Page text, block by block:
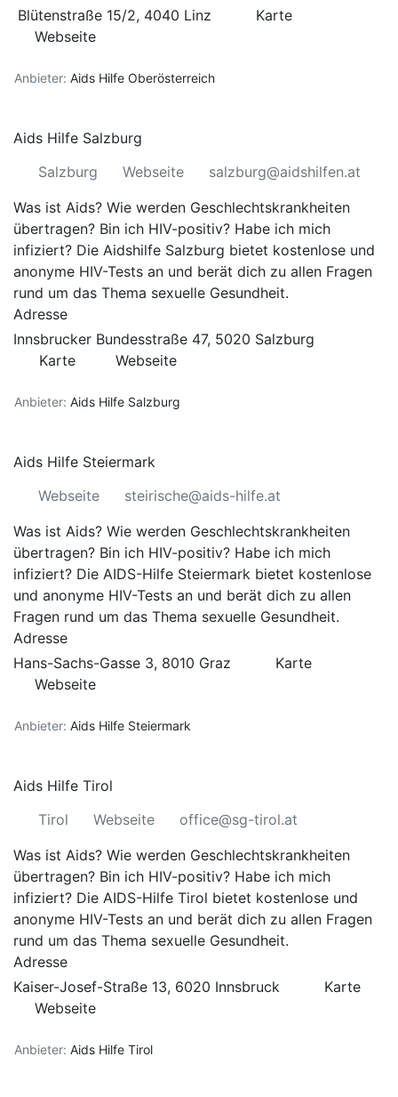
Blütenstraße 15/2, 4040 Linz
Karte
Webseite
Anbieter: Aids Hilfe Oberösterreich
Aids Hilfe Salzburg
Salzburg
Webseite
salzburg@aidshilfen.at
Was ist Aids? Wie werden Geschlechtskrankheiten
übertragen? Bin ich HIV-positiv? Habe ich mich
infiziert? Die Aidshilfe Salzburg bietet kostenlose und
anonyme HIV-Tests an und berät dich zu allen Fragen
rund um das Thema sexuelle Gesundheit.
Adresse
Innsbrucker Bundesstraße 47, 5020 Salzburg
Karte
Webseite
Anbieter: Aids Hilfe Salzburg
Aids Hilfe Steiermark
Webseite
steirische@aids-hilfe.at
Was ist Aids? Wie werden Geschlechtskrankheiten
übertragen? Bin ich HIV-positiv? Habe ich mich
infiziert? Die AIDS-Hilfe Steiermark bietet kostenlose
und anonyme HIV-Tests an und berät dich zu allen
Fragen rund um das Thema sexuelle Gesundheit.
Adresse
Hans-Sachs-Gasse 3, 8010 Graz
Karte
Webseite
Anbieter: Aids Hilfe Steiermark
Aids Hilfe Tirol
Tirol
Webseite
office@sg-tirol.at
Was ist Aids? Wie werden Geschlechtskrankheiten
übertragen? Bin ich HIV-positiv? Habe ich mich
infiziert? Die AIDS-Hilfe Tirol bietet kostenlose und
anonyme HIV-Tests an und berät dich zu allen Fragen
rund um das Thema sexuelle Gesundheit.
Adresse
Kaiser-Josef-Straße 13, 6020 Innsbruck
Karte
Webseite
Anbieter: Aids Hilfe Tirol